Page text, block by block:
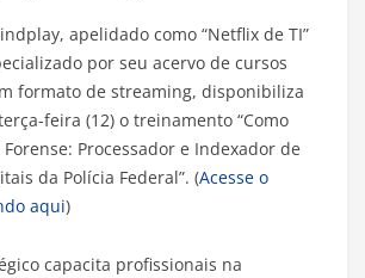
apelidado como “Netflix de TI”
por seu acervo de cursos
formato de streaming, disponibiliza
feira (12) o treinamento “Como
Forense: Processador e Indexador de
da Polícia Federal”. (Acesse o
aqui)
capacita profissionais na